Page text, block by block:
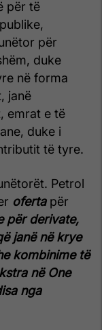
për të
për
duke
në forma
janë
emrat e të
duke i
të tyre.
Petrol
ofertapër
për derivate,
janë në krye
kombinime të
në One
nga